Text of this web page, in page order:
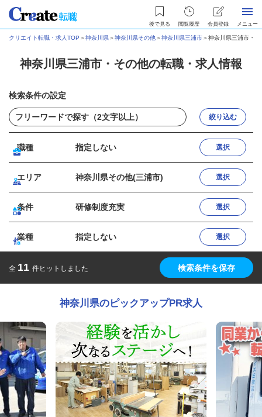
後で見る 閲覧履歴 会員登録 メニュー
クリエイト転職・求人TOP ＞神奈川県＞神奈川県その他＞神奈川県三浦市＞神奈川県三浦市・
神奈川県三浦市・その他の転職・求人情報
検索条件の設定
絞り込む
職種 指定しない 選択
エリア 神奈川県その他(三浦市) 選択
条件 研修制度充実 選択
業種 指定しない 選択
全 11 件ヒットしました 検索条件を保存
神奈川県のピックアップPR求人